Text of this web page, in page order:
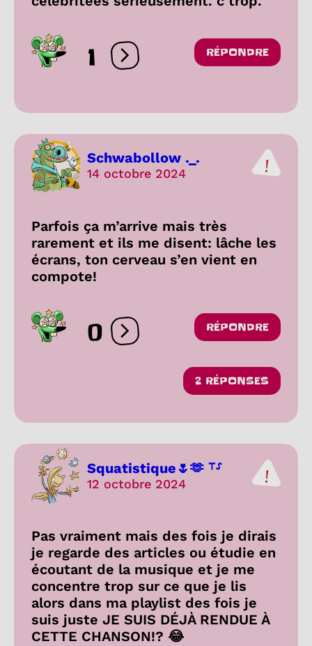
1 Ouvrir les réactions
RÉPONDRE
Schwabollow ._.
14 octobre 2024
Parfois ça m’arrive mais très
rarement et ils me disent: lâche les
écrans, ton cerveau s’en vient en
compote!
0 Ouvrir les réactions
RÉPONDRE
2 RÉPONSES
Squatistique🌷🫶 ⸆⸉
12 octobre 2024
Pas vraiment mais des fois je dirais
je regarde des articles ou étudie en
écoutant de la musique et je me
concentre trop sur ce que je lis
alors dans ma playlist des fois je
suis juste JE SUIS DÉJÀ RENDUE À
CETTE CHANSON!? 😂